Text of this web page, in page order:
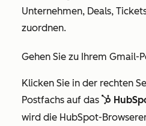
Unternehmen, Deals,
zuordnen.
Gehen Sie zu Ihrem Gmail-
Klicken Sie in der rechten
Postfachs auf das sprocket
wird die HubSpot-